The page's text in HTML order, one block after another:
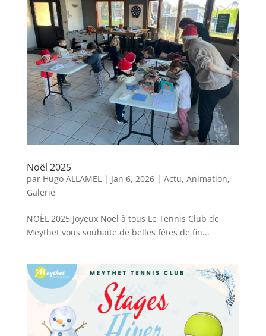
Noël 2025
par Hugo ALLAMEL| Jan 6, 2026| Actu, Animation,
Galerie
NOËL 2025 Joyeux Noël à tous Le Tennis Club de
Meythet vous souhaite de belles fêtes de fin...